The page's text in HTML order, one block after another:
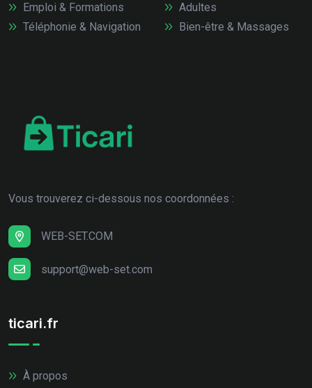
Emploi & Formations
Téléphonie & Navigation
Adultes
Bien-être & Massages
Vous trouverez ci-dessous nos coordonnées :
WEB-SET.COM
support@web-set.com
ticari.fr
À propos